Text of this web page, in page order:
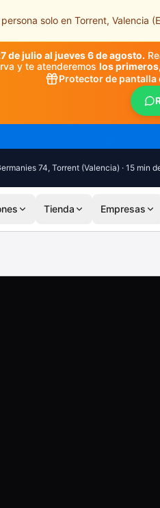
solo en Torrent, Valencia
de julio al jueves 6 de agosto.
y te atenderemos los
Protector de pantalla
74, Torrent (Valencia) · 15 min
Tienda Empresas